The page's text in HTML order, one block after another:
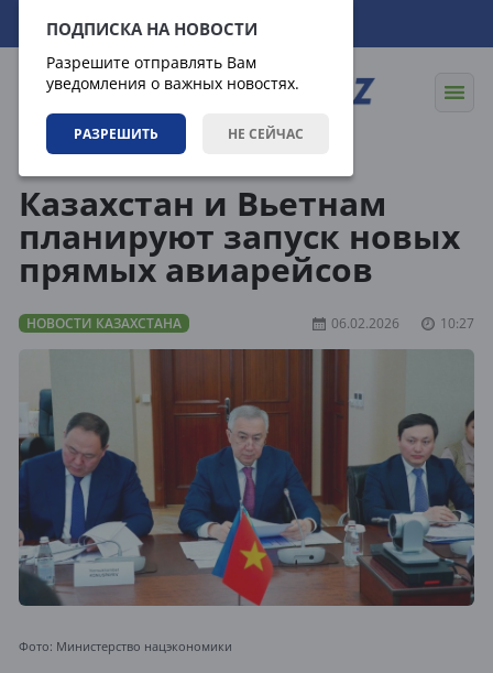
ПОДПИСКА НА НОВОСТИ
Разрешите отправлять Вам
уведомления о важных новостях.
РАЗРЕШИТЬ НЕ СЕЙЧАС
11.08.2026 00:02:53
Казахстан и Вьетнам
планируют запуск новых
прямых авиарейсов
НОВОСТИ КАЗАХСТАНА 06.02.2026 10:27
Фото: Министерство нацэкономики